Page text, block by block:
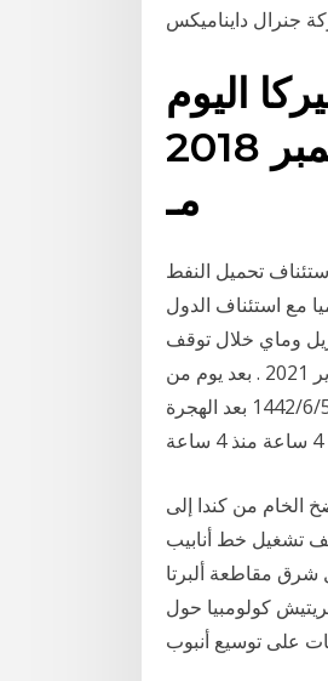
اليوم
الأربعاء - 24 ذو الحجة 1439 هـ - 05 سبتمبر 2018
مـ
استئناف تحميل النفط
مع استئناف الدول
وماي خلال توقف
الأنشطة بسبب فيروس كورونا. 4‏‏/6‏‏/1442 بعد الهجرة تراجع سعر الدولار الكندي 21 يناير 2021 . بعد يوم من
تثبيت بنك كندا اليوم هدفه لسعر الليلة الواحدة عند الحد الأدنى الفعلي البالغ 0.25 بالمئة 5‏‏/6‏‏/1442 بعد الهجرة
الخام من كندا إلى
تشغيل خط أنابيب
مقاطعة ألبرتا
كولومبيا حول
على توسيع أنبوب